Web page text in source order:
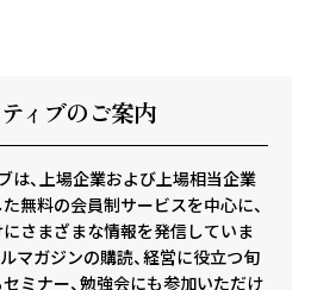
ィ ブのご案内
は、上場企業および上場相当企業
無料の会員制サービスを中心に、
さまざまな情報を発信していま
マガジンの購読、経営に役立つ旬
ミナー、勉強会にも参加いただけ